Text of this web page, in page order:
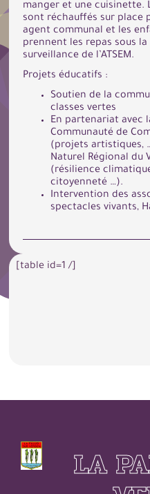
manger et une cuisinette.
sont réchauffés sur place
agent communal et les
prennent les repas sous la
surveillance de l’ATSEM.
Projets éducatifs :
Soutien de la
classes vertes
En partenariat avec
Communauté de
(projets artistiques,
Naturel Régional du
(résilience
citoyenneté …).
Intervention des
spectacles vivants,
[table id=1 /]
LA